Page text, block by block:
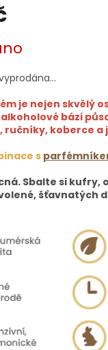
je nejen skvělý
bázi
ručníky, koberce a
s
Sbalte si kufry,
šťavnatých